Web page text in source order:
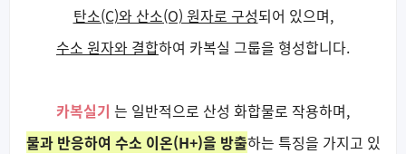
탄소(C)와 산소(O) 원자로 구성되어 있으며,
수소 원자와 결합하여 카복실 그룹을 형성합니다.
카복실기 는 일반적으로 산성 화합물로 작용하며,
물과 반응하여 수소 이온(H+)을 방출하는 특징을 가지고 있